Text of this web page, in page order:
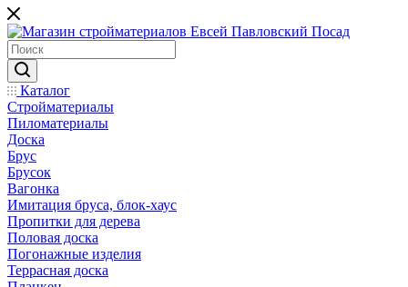
Каталог
Стройматериалы
Пиломатериалы
Доска
Брус
Брусок
Вагонка
Имитация бруса, блок-хаус
Пропитки для дерева
Половая доска
Погонажные изделия
Террасная доска